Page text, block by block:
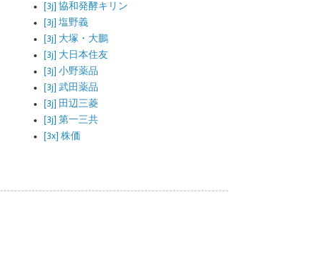
[3j] 協和発酵キリン
[3j] 塩野義
[3j] 大塚・大鵬
[3j] 大日本住友
[3j] 小野薬品
[3j] 武田薬品
[3j] 田辺三菱
[3j] 第一三共
[3x] 株価